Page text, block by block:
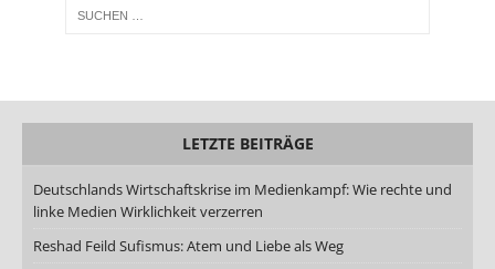
LETZTE BEITRÄGE
Deutschlands Wirtschaftskrise im Medienkampf: Wie rechte und
linke Medien Wirklichkeit verzerren
Reshad Feild Sufismus: Atem und Liebe als Weg